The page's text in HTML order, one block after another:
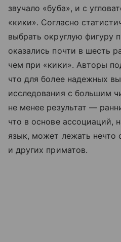
звучало «буба», и с
«кики». Согласно
выбрать округлую фигуру
оказались почти в шесть
чем при «кики». Авторы
что для более надежных
исследования с большим
не менее результат —
что в основе ассоциаций,
язык, может лежать нечто
и других приматов.